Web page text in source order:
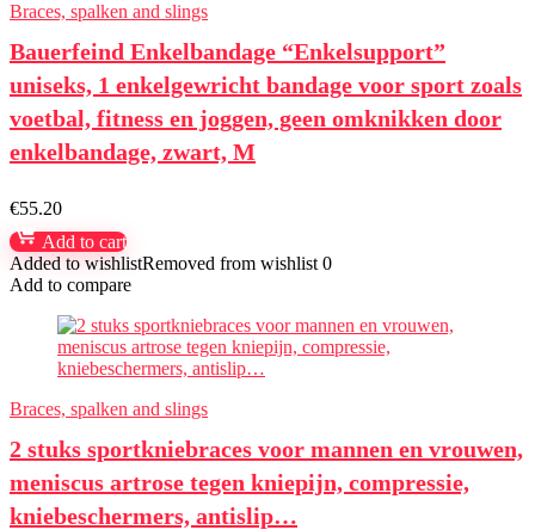
Braces, spalken and slings
Bauerfeind Enkelbandage “Enkelsupport”
uniseks, 1 enkelgewricht bandage voor sport zoals
voetbal, fitness en joggen, geen omknikken door
enkelbandage, zwart, M
€55.20
Add to cart
Added to wishlistRemoved from wishlist 0
Add to compare
Braces, spalken and slings
2 stuks sportkniebraces voor mannen en vrouwen,
meniscus artrose tegen kniepijn, compressie,
kniebeschermers, antislip…